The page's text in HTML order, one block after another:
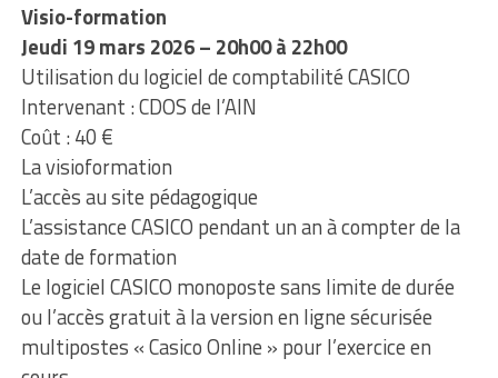
Visio-formation
Jeudi 19 mars 2026 – 20h00 à 22h00
Utilisation du logiciel de comptabilité CASICO
Intervenant : CDOS de l’AIN
Coût : 40 €
La visioformation
L’accès au site pédagogique
L’assistance CASICO pendant un an à compter de la
date de formation
Le logiciel CASICO monoposte sans limite de durée
ou l’accès gratuit à la version en ligne sécurisée
multipostes « Casico Online » pour l’exercice en